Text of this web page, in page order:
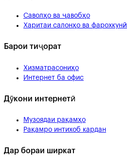
Саволҳо ва ҷавобҳо
Харитаи салонҳо ва фарохкунӣ
Барои тиҷорат
Хизматрасониҳо
Интернет ба офис
Дӯкони интернетӣ
Музоядаи рақамҳо
Рақамро интихоб кардан
Дар бораи ширкат